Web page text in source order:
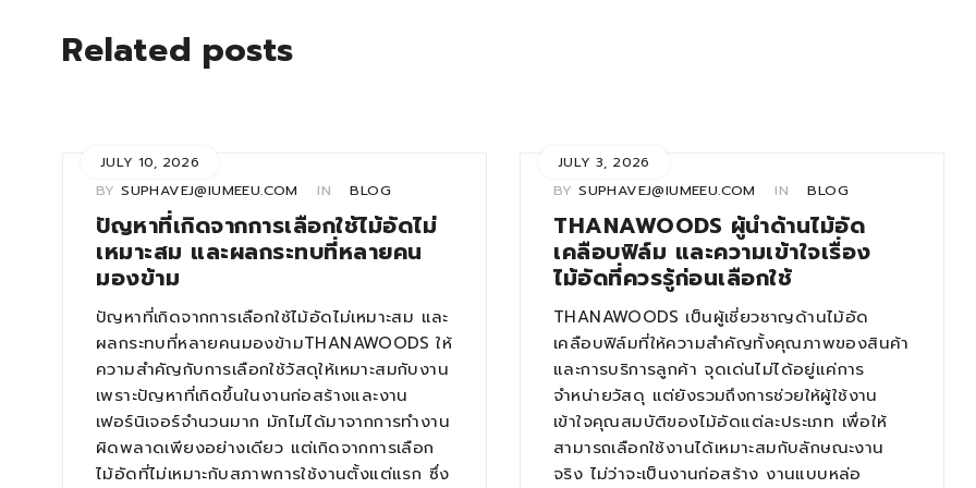
Related posts
JULY 10, 2026
BY SUPHAVEJ@IUMEEU.COM IN BLOG
ปัญหาที่เกิดจากการเลือกใช้ไม้อัดไม่
เหมาะสม และผลกระทบที่หลายคน
มองข้าม
ปัญหาที่เกิดจากการเลือกใช้ไม้อัดไม่เหมาะสม และ
ผลกระทบที่หลายคนมองข้ามTHANAWOODS ให้
ความสำคัญกับการเลือกใช้วัสดุให้เหมาะสมกับงาน
เพราะปัญหาที่เกิดขึ้นในงานก่อสร้างและงาน
เฟอร์นิเจอร์จำนวนมาก มักไม่ได้มาจากการทำงาน
ผิดพลาดเพียงอย่างเดียว แต่เกิดจากการเลือก
ไม้อัดที่ไม่เหมาะกับสภาพการใช้งานตั้งแต่แรก ซึ่ง
JULY 3, 2026
BY SUPHAVEJ@IUMEEU.COM IN BLOG
THANAWOODS ผู้นำด้านไม้อัด
เคลือบฟิล์ม และความเข้าใจเรื่อง
ไม้อัดที่ควรรู้ก่อนเลือกใช้
THANAWOODS เป็นผู้เชี่ยวชาญด้านไม้อัด
เคลือบฟิล์มที่ให้ความสำคัญทั้งคุณภาพของสินค้า
และการบริการลูกค้า จุดเด่นไม่ได้อยู่แค่การ
จำหน่ายวัสดุ แต่ยังรวมถึงการช่วยให้ผู้ใช้งาน
เข้าใจคุณสมบัติของไม้อัดแต่ละประเภท เพื่อให้
สามารถเลือกใช้งานได้เหมาะสมกับลักษณะงาน
จริง ไม่ว่าจะเป็นงานก่อสร้าง งานแบบหล่อ